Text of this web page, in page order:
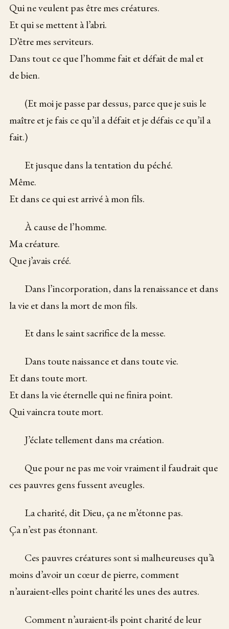
Qui ne veulent pas être mes créatures.
Et qui se mettent à l’abri.
D’être mes serviteurs.
Dans tout ce que l’homme fait et défait de mal et
de bien.
(Et moi je passe par dessus, parce que je suis le
maître et je fais ce qu’il a défait et je défais ce qu’il a
fait.)
Et jusque dans la tentation du péché.
Même.
Et dans ce qui est arrivé à mon fils.
À cause de l’homme.
Ma créature.
Que j’avais créé.
Dans l’incorporation, dans la renaissance et dans
la vie et dans la mort de mon fils.
Et dans le saint sacrifice de la messe.
Dans toute naissance et dans toute vie.
Et dans toute mort.
Et dans la vie éternelle qui ne finira point.
Qui vaincra toute mort.
J’éclate tellement dans ma création.
Que pour ne pas me voir vraiment il faudrait que
ces pauvres gens fussent aveugles.
La charité, dit Dieu, ça ne m’étonne pas.
Ça n’est pas étonnant.
Ces pauvres créatures sont si malheureuses qu’à
moins d’avoir un cœur de pierre, comment
n’auraient-elles point charité les unes des autres.
Comment n’auraient-ils point charité de leur